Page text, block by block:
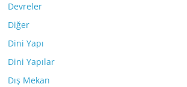
Devreler
Diğer
Dini Yapı
Dini Yapılar
Dış Mekan